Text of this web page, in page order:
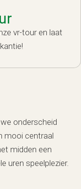
onderscheid
mooi centraal
midden een
uren speelplezier.
vr-tour en laat